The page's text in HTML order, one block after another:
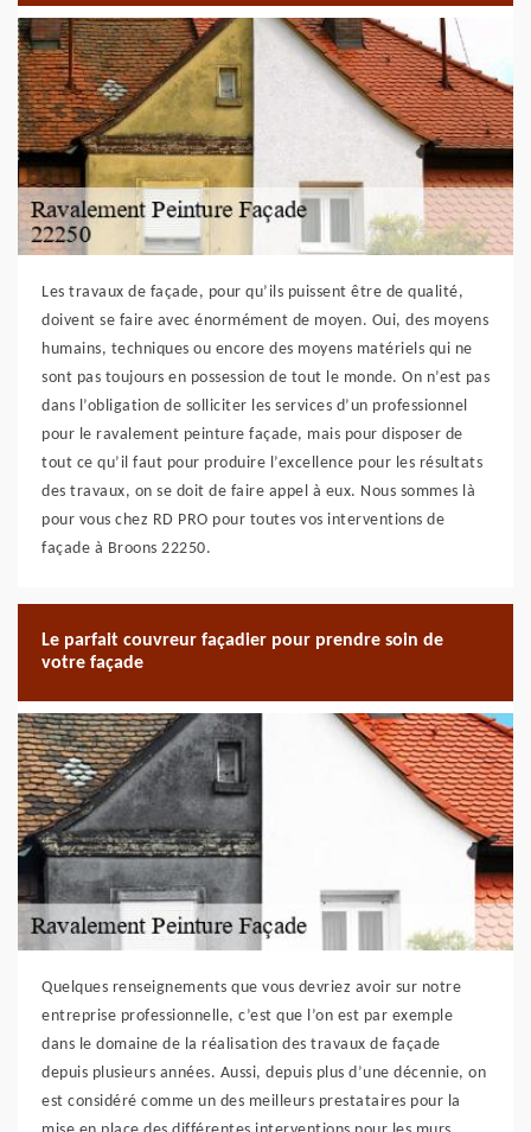
Les travaux de façade, pour qu’ils puissent être de qualité,
doivent se faire avec énormément de moyen. Oui, des moyens
humains, techniques ou encore des moyens matériels qui ne
sont pas toujours en possession de tout le monde. On n’est pas
dans l’obligation de solliciter les services d’un professionnel
pour le ravalement peinture façade, mais pour disposer de
tout ce qu’il faut pour produire l’excellence pour les résultats
des travaux, on se doit de faire appel à eux. Nous sommes là
pour vous chez RD PRO pour toutes vos interventions de
façade à Broons 22250.
Le parfait couvreur façadier pour prendre soin de
votre façade
Quelques renseignements que vous devriez avoir sur notre
entreprise professionnelle, c’est que l’on est par exemple
dans le domaine de la réalisation des travaux de façade
depuis plusieurs années. Aussi, depuis plus d’une décennie, on
est considéré comme un des meilleurs prestataires pour la